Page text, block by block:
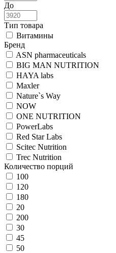
До
Тип товара
Витамины
Бренд
ASN pharmaceuticals
BIG MAN NUTRITION
HAYA labs
Maxler
Nature`s Way
NOW
ONE NUTRITION
PowerLabs
Red Star Labs
Scitec Nutrition
Trec Nutrition
Количество порций
100
120
180
20
200
30
45
50